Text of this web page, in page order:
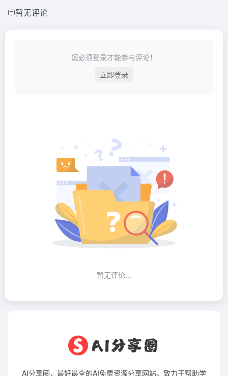
暂无评论
您必须登录才能参与评论！
立即登录
暂无评论...
AI分享圈，最好最全的AI免费资源分享网站。致力于帮助学